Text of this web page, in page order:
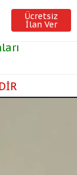
Ücretsiz
İlan Ver